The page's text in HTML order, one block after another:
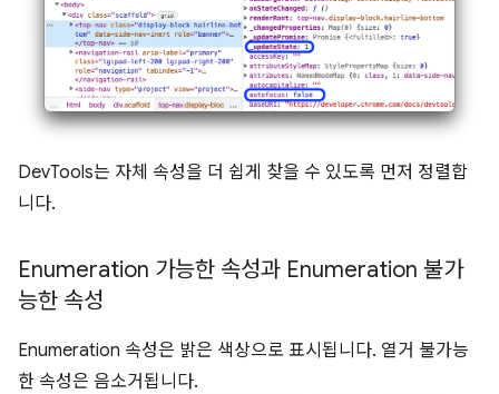
DevTools는 자체 속성을 더 쉽게 찾을 수 있도록 먼저 정렬합
니다.
Enumeration 가능한 속성과 Enumeration 불가
능한 속성
Enumeration 속성은 밝은 색상으로 표시됩니다. 열거 불가능
한 속성은 음소거됩니다.